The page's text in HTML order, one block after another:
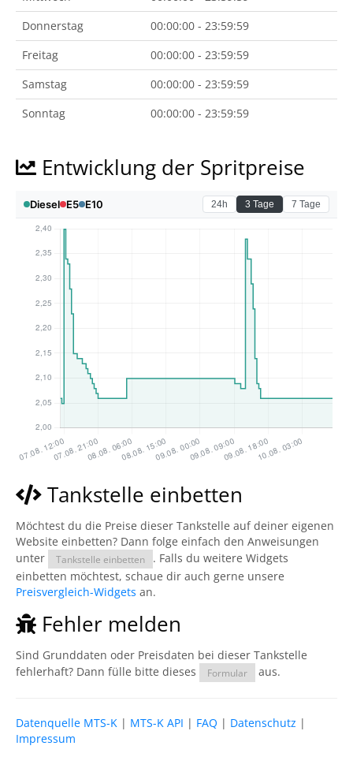
Donnerstag
00:00:00 - 23:59:59
Freitag
00:00:00 - 23:59:59
Samstag
00:00:00 - 23:59:59
Sonntag
00:00:00 - 23:59:59
Entwicklung der Spritpreise
Tankstelle einbetten
Möchtest du die Preise dieser Tankstelle auf deiner eigenen
Website einbetten? Dann folge einfach den Anweisungen
unter
Tankstelle einbetten
. Falls du weitere Widgets
einbetten möchtest, schaue dir auch gerne unsere
Preisvergleich-Widgets an.
Fehler melden
Sind Grunddaten oder Preisdaten bei dieser Tankstelle
fehlerhaft? Dann fülle bitte dieses
Formular aus.
Datenquelle MTS-K | MTS-K API | FAQ | Datenschutz |
Impressum